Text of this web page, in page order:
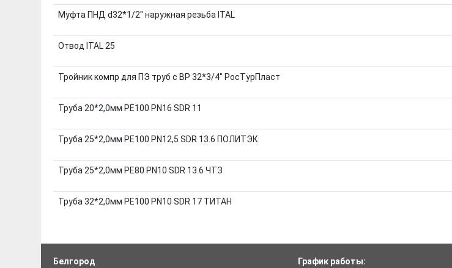
Муфта ПНД d32*1/2" наружная резьба ITAL
Отвод ITAL 25
Тройник компр для ПЭ труб с ВР 32*3/4" РосТурПласт
Труба 20*2,0мм РЕ100 PN16 SDR 11
Труба 25*2,0мм РЕ100 PN12,5 SDR 13.6 ПОЛИТЭК
Труба 25*2,0мм РЕ80 PN10 SDR 13.6 ЧТЗ
Труба 32*2,0мм РE100 PN10 SDR 17 ТИТАН
Белгород График работы: